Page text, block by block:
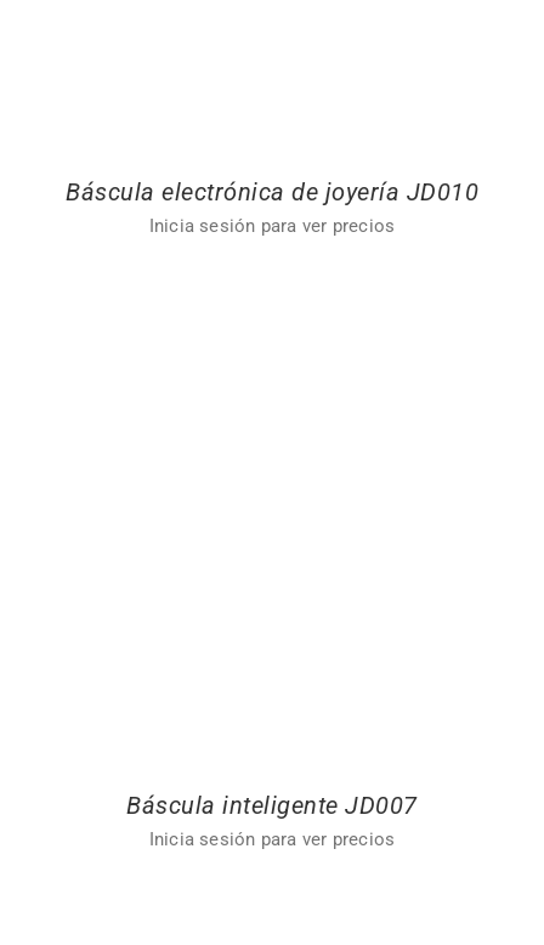
Báscula electrónica de joyería JD010
Inicia sesión para ver precios
Báscula inteligente JD007
Inicia sesión para ver precios